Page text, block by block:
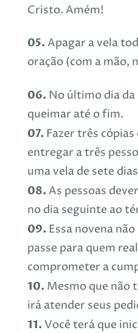
Cristo. Amém!
05. Apagar a vela
oração (com a mão,
06. No último dia da
queimar até o fim.
07. Fazer três
entregar a três
uma vela de sete
08. As pessoas
no dia seguinte ao
09. Essa novena
passe para quem
comprometer a
10. Mesmo que não
irá atender seus
11. Você terá que